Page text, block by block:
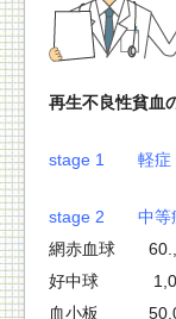
再生不良性貧血
stage 1 軽
stage 2 中等
網赤血球
好中球
血小板